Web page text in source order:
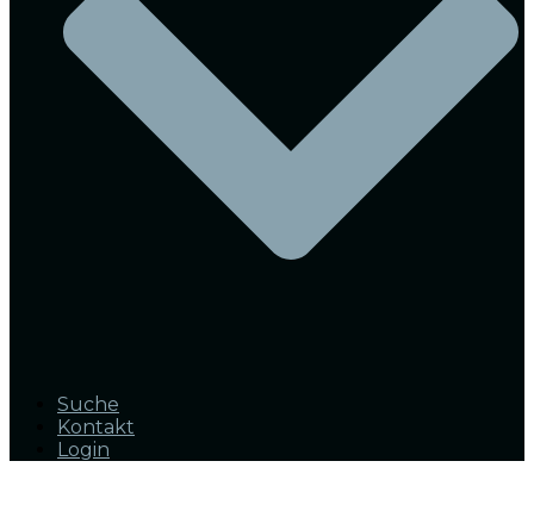
Suche
Kontakt
Login